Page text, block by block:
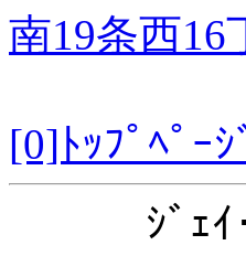
南19条西16
[0]ﾄｯﾌﾟﾍﾟｰ
ｼﾞｪ